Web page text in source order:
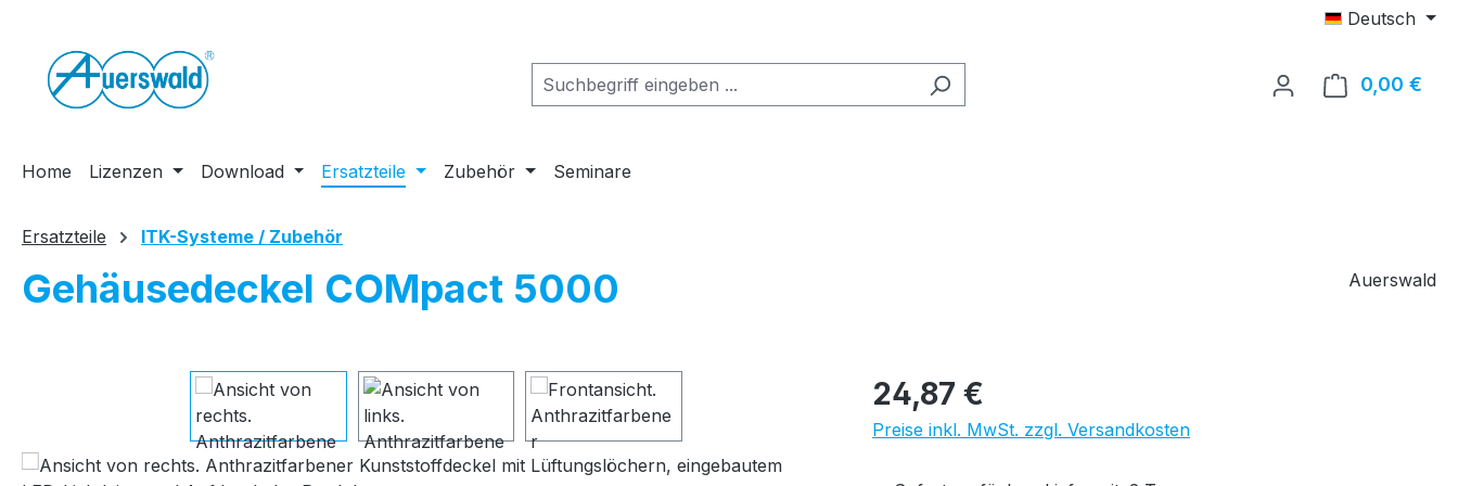
Deutsch
0,00 €
Home Lizenzen Download Ersatzteile Zubehör Seminare
Ersatzteile ITK-Systeme / Zubehör
Gehäusedeckel COMpact 5000 Auerswald
Bildergalerie überspringen Regulärer Preis:
24,87 €
Preise inkl. MwSt. zzgl. Versandkosten